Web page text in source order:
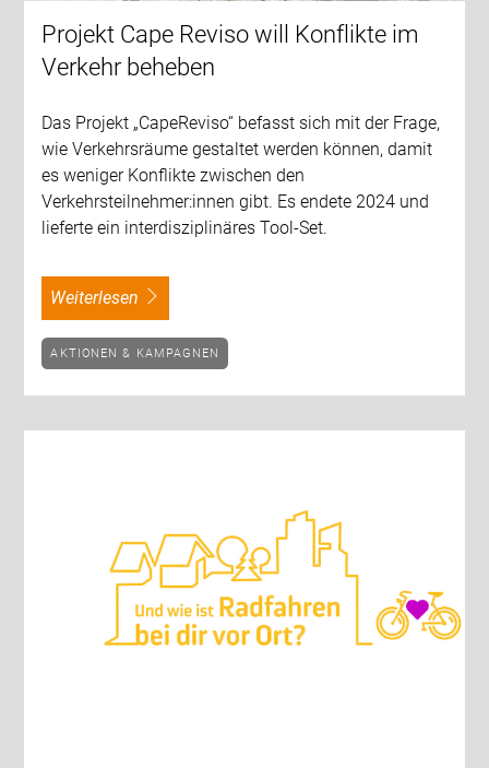
Projekt Cape Reviso will Konflikte im
Verkehr beheben
Das Projekt „CapeReviso“ befasst sich mit der Frage,
wie Verkehrsräume gestaltet werden können, damit
es weniger Konflikte zwischen den
Verkehrsteilnehmer:innen gibt. Es endete 2024 und
lieferte ein interdisziplinäres Tool-Set.
weiterlesen
AKTIONEN & KAMPAGNEN